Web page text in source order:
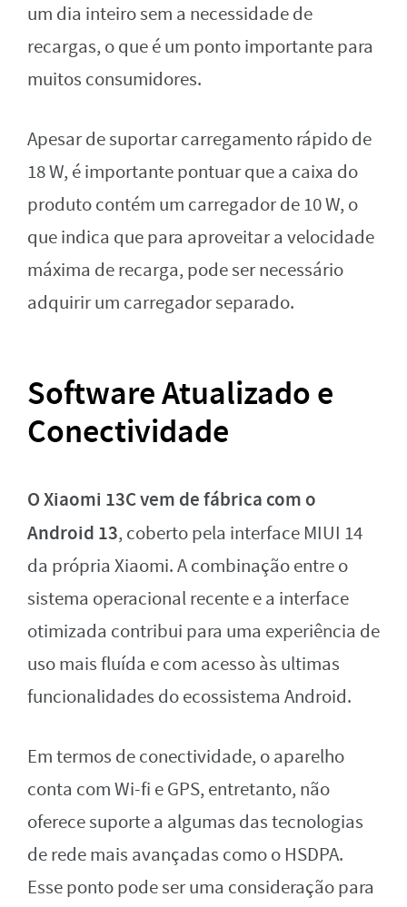
um dia inteiro sem a necessidade de
recargas, o que é um ponto importante para
muitos consumidores.
Apesar de suportar carregamento rápido de
18 W, é importante pontuar que a caixa do
produto contém um carregador de 10 W, o
que indica que para aproveitar a velocidade
máxima de recarga, pode ser necessário
adquirir um carregador separado.
Software Atualizado e
Conectividade
O Xiaomi 13C vem de fábrica com o
Android 13, coberto pela interface MIUI 14
da própria Xiaomi. A combinação entre o
sistema operacional recente e a interface
otimizada contribui para uma experiência de
uso mais fluída e com acesso às ultimas
funcionalidades do ecossistema Android.
Em termos de conectividade, o aparelho
conta com Wi-fi e GPS, entretanto, não
oferece suporte a algumas das tecnologias
de rede mais avançadas como o HSDPA.
Esse ponto pode ser uma consideração para